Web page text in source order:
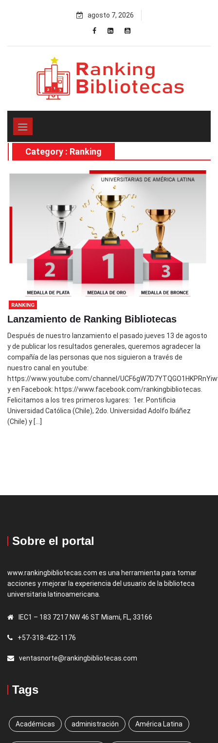
agosto 7, 2026
Category : Ranking
RANKING
Lanzamiento de Ranking Bibliotecas
Después de nuestro lanzamiento el pasado jueves 13 de agosto
y de publicar los resultados generales, queremos agradecer la
compañía de las personas que nos siguieron a través de
nuestro canal en youtube:
https://www.youtube.com/channel/
y en Facebook: https://www.facebook.com/rankingbibliotecas.
Felicitamos a los tres primeros lugares: 1er. Pontificia
Universidad Católica (Chile), 2do. Universidad Adolfo Ibáñez
(Chile) y […]
Sobre el portal
www.rankingbibliotecas.com es una herramienta para tomar
acciones y mejorar la experiencia del usuario de la biblioteca
universitaria latinoamericana.
IEC1 – 183 7217 NW 46 ST Miami, FL, 33166
+57-318-422-1176
ventasnorte@rankingbibliotecas.com
Tags
Académicas administración América Latina